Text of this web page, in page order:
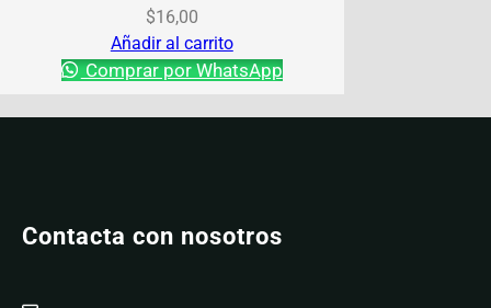
$16,00
Añadir al carrito
Comprar por WhatsApp
Contacta con nosotros